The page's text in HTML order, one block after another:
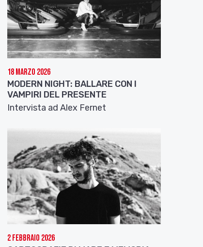
18 Marzo 2026
MODERN NIGHT: BALLARE CON I
VAMPIRI DEL PRESENTE
Intervista ad Alex Fernet
2 Febbraio 2026